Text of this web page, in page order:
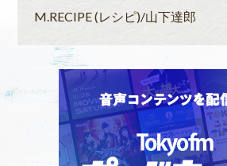
M.RECIPE (レシピ)/山下達郎